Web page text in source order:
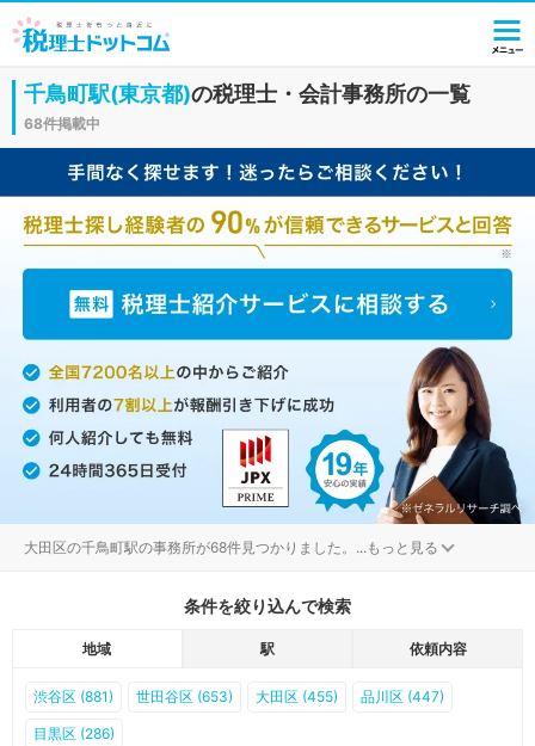
千鳥町駅(東京都)の税理士・会計事務所の一覧
68件掲載中
大田区の千鳥町駅の事務所が68件見つかりました。 ...もっと見る
条件を絞り込んで検索
地域 駅 依頼内容
渋谷区 (881) 世田谷区 (653) 大田区 (455) 品川区 (447)
目黒区 (286)